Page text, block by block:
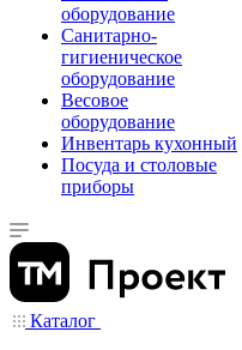
оборудование
Санитарно-
гигиеническое
оборудование
Весовое
оборудование
Инвентарь кухонный
Посуда и столовые
приборы
Каталог